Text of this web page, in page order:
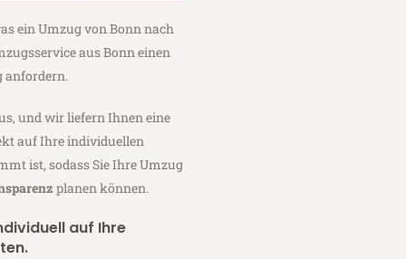
ein Umzug von Bonn nach
aus Bonn einen
anfordern.
und wir liefern Ihnen eine
auf Ihre individuellen
ist, sodass Sie Ihre Umzug
planen können.
auf Ihre